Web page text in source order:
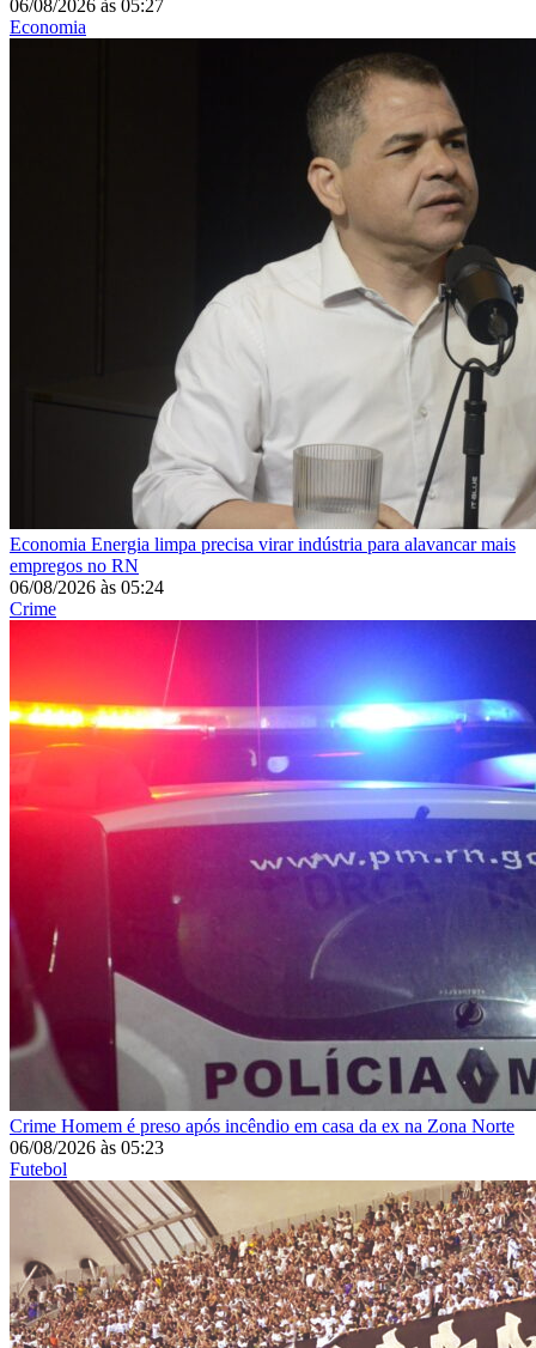
06/08/2026 às 05:27
Economia
Economia Energia limpa precisa virar indústria para alavancar mais
empregos no RN
06/08/2026 às 05:24
Crime
Crime Homem é preso após incêndio em casa da ex na Zona Norte
06/08/2026 às 05:23
Futebol